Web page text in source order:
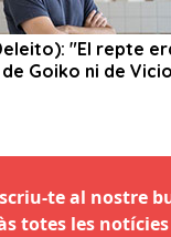
te al nostre
totes les